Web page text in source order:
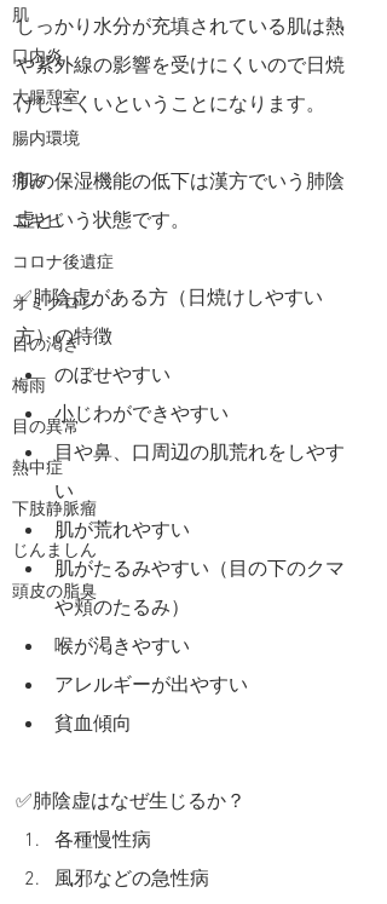
肌
口内炎
大腸憩室
腸内環境
痛み
ニキビ
コロナ後遺症
オミクロン
目の渇き
梅雨
目の異常
熱中症
下肢静脈瘤
じんましん
頭皮の脂臭
しっかり水分が充填されている肌は熱
や紫外線の影響を受けにくいので日焼
けしにくいということになります。
肌の保湿機能の低下は漢方でいう肺陰
虚という状態です。
✅肺陰虚がある方（日焼けしやすい
方）の特徴
のぼせやすい
小じわができやすい
目や鼻、口周辺の肌荒れをしやす
い
肌が荒れやすい
肌がたるみやすい（目の下のクマ
や頬のたるみ）
喉が渇きやすい
アレルギーが出やすい
貧血傾向
✅肺陰虚はなぜ生じるか？
各種慢性病
風邪などの急性病